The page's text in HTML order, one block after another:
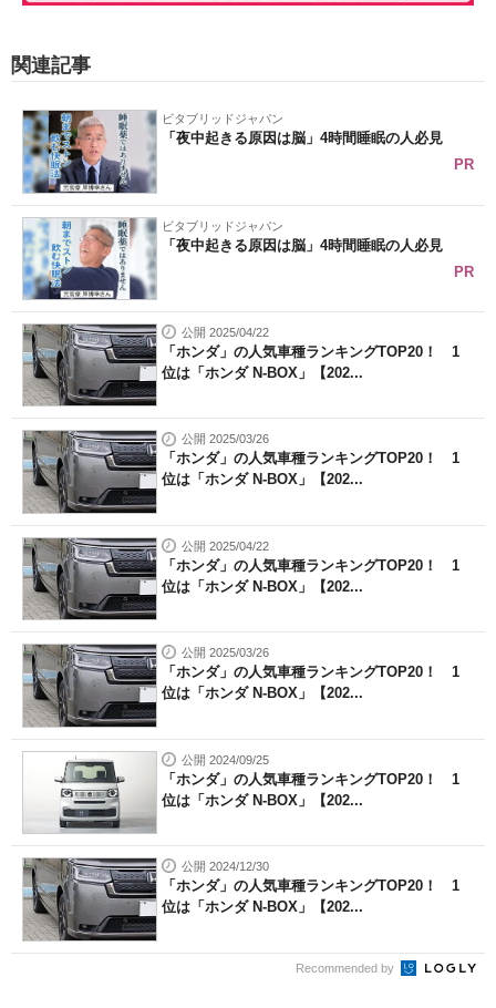
関連記事
ビタブリッドジャパン
「夜中起きる原因は脳」4時間睡眠の人必見
PR
ビタブリッドジャパン
「夜中起きる原因は脳」4時間睡眠の人必見
PR
公開 2025/04/22
「ホンダ」の人気車種ランキングTOP20！ 1
位は「ホンダ N-BOX」【202...
公開 2025/03/26
「ホンダ」の人気車種ランキングTOP20！ 1
位は「ホンダ N-BOX」【202...
公開 2025/04/22
「ホンダ」の人気車種ランキングTOP20！ 1
位は「ホンダ N-BOX」【202...
公開 2025/03/26
「ホンダ」の人気車種ランキングTOP20！ 1
位は「ホンダ N-BOX」【202...
公開 2024/09/25
「ホンダ」の人気車種ランキングTOP20！ 1
位は「ホンダ N-BOX」【202...
公開 2024/12/30
「ホンダ」の人気車種ランキングTOP20！ 1
位は「ホンダ N-BOX」【202...
Recommended by